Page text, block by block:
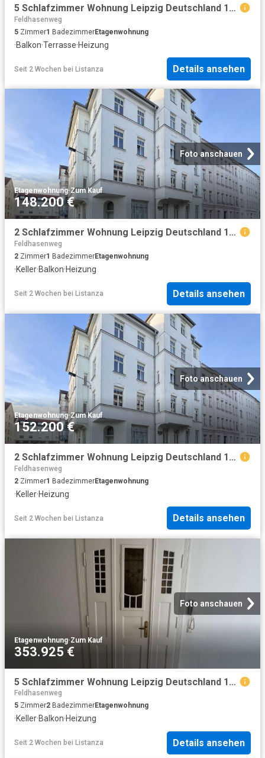
5 Schlafzimmer Wohnung Leipzig Deutschland 104365127
Feldhasenweg
5 Zimmer1 BadezimmerEtagenwohnung
·Balkon·Terrasse·Heizung
Seit 2 Wochen bei Listanza Details ansehen
Foto anschauen
Etagenwohnung·Zum Kauf
148.200 €
2 Schlafzimmer Wohnung Leipzig Deutschland 104365126
Feldhasenweg
2 Zimmer1 BadezimmerEtagenwohnung
·Keller·Balkon·Heizung
Seit 2 Wochen bei Listanza Details ansehen
Foto anschauen
Etagenwohnung·Zum Kauf
152.200 €
2 Schlafzimmer Wohnung Leipzig Deutschland 104365125
Feldhasenweg
2 Zimmer1 BadezimmerEtagenwohnung
·Keller·Heizung
Seit 2 Wochen bei Listanza Details ansehen
Foto anschauen
Etagenwohnung·Zum Kauf
353.925 €
5 Schlafzimmer Wohnung Leipzig Deutschland 104365124
Feldhasenweg
5 Zimmer2 BadezimmerEtagenwohnung
·Keller·Balkon·Heizung
Seit 2 Wochen bei Listanza Details ansehen